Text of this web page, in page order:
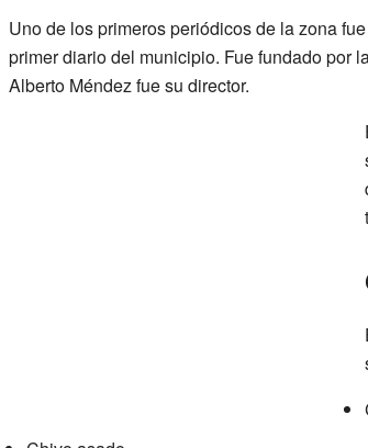
Uno de los primeros periódicos de la zona fue
primer diario del municipio. Fue fundado por
Alberto Méndez fue su director.